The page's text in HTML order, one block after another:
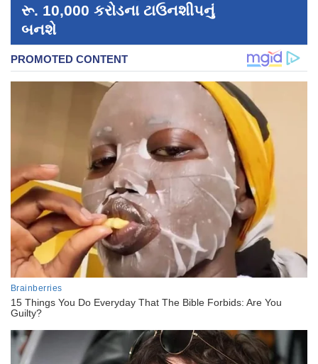
રૂ. 10,000 કરોડના ટાઉનશીપનું
બનશે